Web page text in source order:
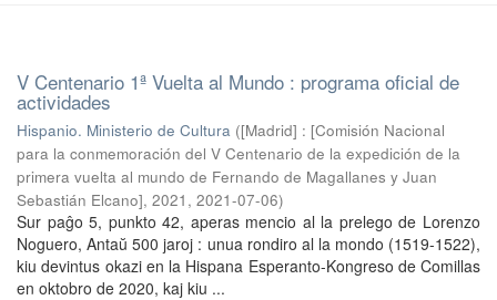
V Centenario 1ª Vuelta al Mundo : programa oficial de
actividades
Hispanio. Ministerio de Cultura ([Madrid] : [Comisión Nacional
para la conmemoración del V Centenario de la expedición de la
primera vuelta al mundo de Fernando de Magallanes y Juan
Sebastián Elcano], 2021 , 2021-07-06)
Sur paĝo 5, punkto 42, aperas mencio al la prelego de Lorenzo
Noguero, Antaŭ 500 jaroj : unua rondiro al la mondo (1519-1522),
kiu devintus okazi en la Hispana Esperanto-Kongreso de Comillas
en oktobro de 2020, kaj kiu ...